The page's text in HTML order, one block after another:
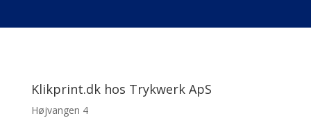
Klikprint.dk hos Trykwerk ApS
Højvangen 4